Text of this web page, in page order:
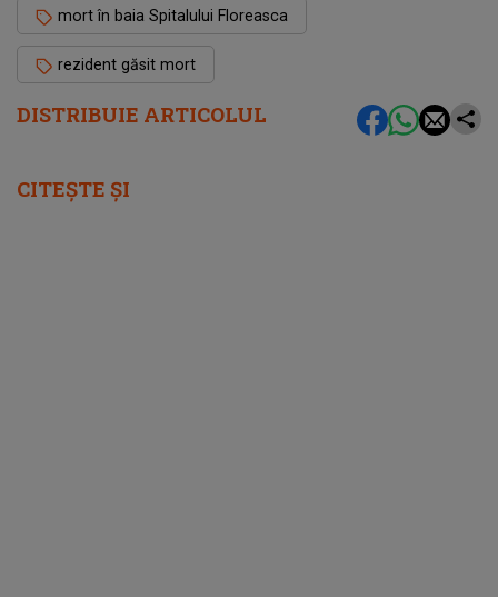
DISTRIBUIE ARTICOLUL
mort în baia Spitalului Floreasca
rezident găsit mort
CITEȘTE ȘI